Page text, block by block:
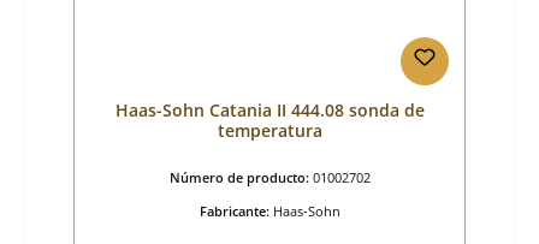
Haas-Sohn Catania II 444.08 sonda de
temperatura
Número de producto: 01002702
Fabricante: Haas-Sohn